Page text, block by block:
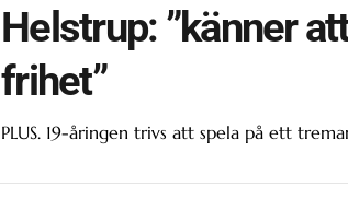
Helstrup: ”känner
frihet”
PLUS. 19-åringen trivs att spela på ett